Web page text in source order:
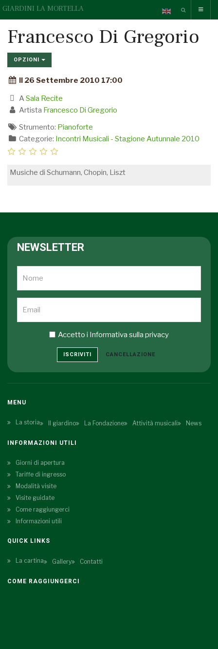
GIARDINI LA MORTELLA
Francesco Di Gregorio
OPZIONI
Il 26 Settembre 2010 17:00
A Sala Recite
Artista Francesco Di Gregorio
Strumento: Pianoforte
Categorie: Incontri Musicali - Stagione Autunnale 2010
Musiche di Schumann, Chopin, Liszt
NEWSLETTER
Accetto i Informativa sulla privacy
ISCRIVITI CANCELLAZIONE
MENU
La storia Il giardino La Fondazione Attività musicali News
INFORMAZIONI UTILI
Giorni di apertura
Tariffe di ingresso
Modalità visite
Visite guidate
Come raggiungerci
Informazioni utili
QUICK LINKS
La cartina Gallery Contatti
COME RAGGIUNGERCI